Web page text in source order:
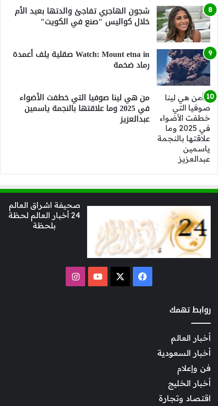
شجون الهاجري تفاجئ والدتها بعيد الأم
خلال كواليس "صنع في الكويت"
Watch: Mount etna in صقلية يلف أعمدة
رماد ضخمة
من هي لينا صوفيا التي خطفت الأضواء
في 2025 وما علاقتها بالنجمة ياسمين
عبدالعزيز
صحيفة اشراق العالم
24 أخبار العالم لحظة
بلحظة
فيسبوك ‫YouTubeانستقرام
روابط تهمك
أخبار العالم
أخبار السعودية
فن وإعلام
أخبار الخليج
اقتصاد وتجارة